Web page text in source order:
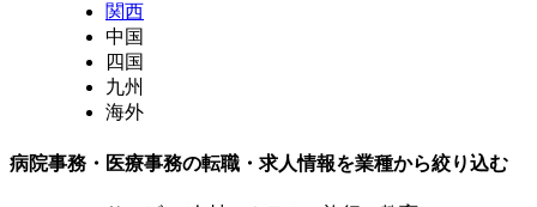
関西
中国
四国
九州
海外
病院事務・医療事務の転職・求人情報を業種から絞り込む